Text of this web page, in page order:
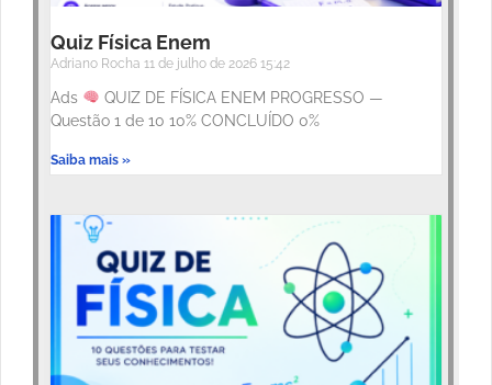
Quiz Física Enem
Adriano Rocha 11 de julho de 2026 15:42
Ads
QUIZ DE FÍSICA ENEM PROGRESSO —
Questão 1 de 10 10% CONCLUÍDO 0%
Saiba mais »